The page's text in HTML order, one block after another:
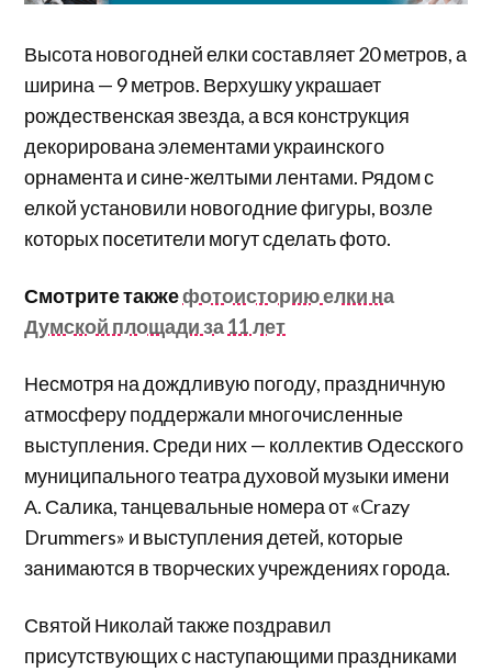
Высота новогодней елки составляет 20 метров, а
ширина — 9 метров. Верхушку украшает
рождественская звезда, а вся конструкция
декорирована элементами украинского
орнамента и сине-желтыми лентами. Рядом с
елкой установили новогодние фигуры, возле
которых посетители могут сделать фото.
Смотрите такжефотоисторию елки на
Думской площади за 11 лет
Несмотря на дождливую погоду, праздничную
атмосферу поддержали многочисленные
выступления. Среди них — коллектив Одесского
муниципального театра духовой музыки имени
А. Салика, танцевальные номера от «Crazy
Drummers» и выступления детей, которые
занимаются в творческих учреждениях города.
Святой Николай также поздравил
присутствующих с наступающими праздниками